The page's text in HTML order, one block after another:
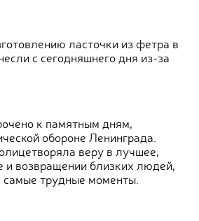
ласточки из фетра в
с сегодняшнего дня из-за
к памятным дням,
обороне Ленинграда.
веру в лучшее,
и возвращении близких людей,
трудные моменты.